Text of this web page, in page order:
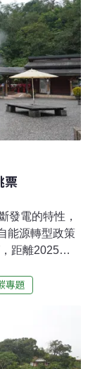
利回本。始終
絡、看見新希
果高報酬有錢
是，高風險不
票
發電的特性，
能源轉型政策
距離2025年
檢視了台灣複
電量、管線結
利回本。始終
絡、看見新希
專題